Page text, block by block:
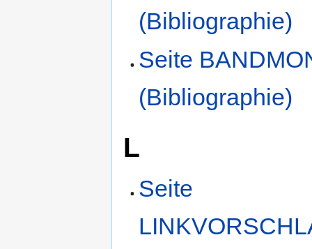
(Bibliographie)
Seite
(Bibliographie)
L
Seite